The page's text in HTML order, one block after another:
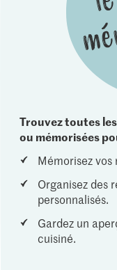
Trouvez toutes
ou mémorisées
Mémorisez
Organisez des
personnalisés.
Gardez un
cuisiné.